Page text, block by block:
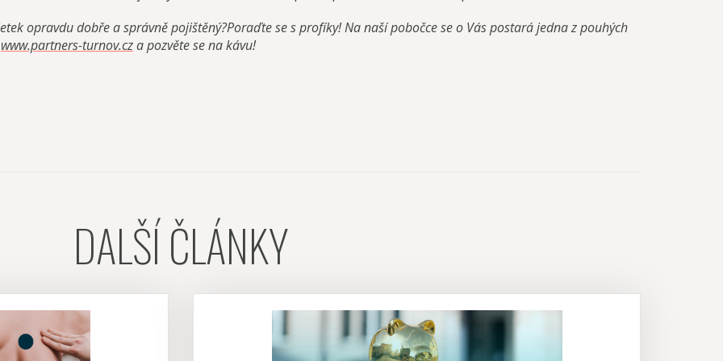
opravdu dobře a správně pojištěný?Poraďte se s profíky! Na naší pobočce se o Vás postará jedna z pouhých
www.partners-turnov.cza pozvěte se na kávu!
DALŠÍ ČLÁNKY